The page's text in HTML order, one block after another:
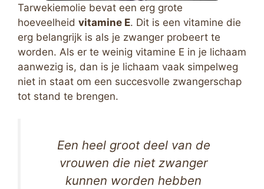
Tarwekiemolie bevat een erg grote
hoeveelheid vitamine E. Dit is een vitamine die
erg belangrijk is als je zwanger probeert te
worden. Als er te weinig vitamine E in je lichaam
aanwezig is, dan is je lichaam vaak simpelweg
niet in staat om een succesvolle zwangerschap
tot stand te brengen.
Een heel groot deel van de
vrouwen die niet zwanger
kunnen worden hebben